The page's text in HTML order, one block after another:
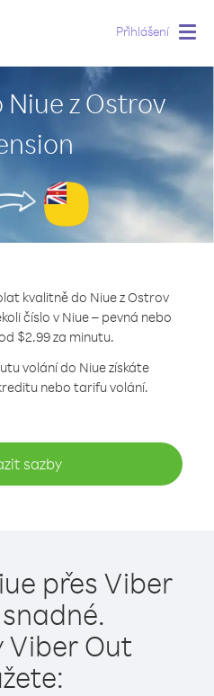
Přihlášení
z Ostrov
kvalitně do Niue z Ostrov
číslo v Niue – pevná nebo
$2.99 za minutu.
volání do Niue získáte
nebo tarifu volání.
sazby
přes Viber
Viber Out